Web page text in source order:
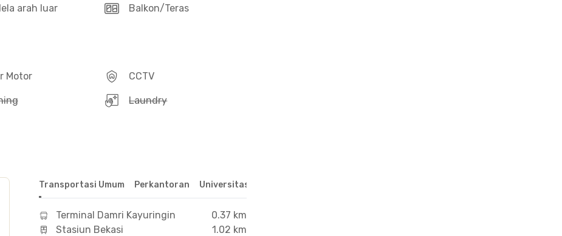
arah luar Balkon/Teras
Motor CCTV
Laundry
Transportasi Umum Perkantoran Universitas
Terminal Damri Kayuringin
0.37 km
Stasiun Bekasi
1.02 km